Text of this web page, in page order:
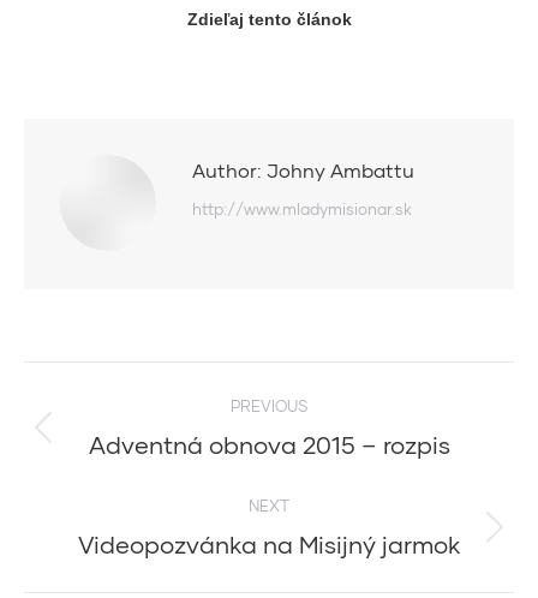
Zdieľaj tento článok
Author: Johny Ambattu
http://www.mladymisionar.sk
navigation
PREVIOUS
Previous
Adventná obnova 2015 – rozpis
NEXT
Next
Videopozvánka na Misijný jarmok